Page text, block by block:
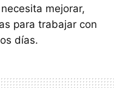
mejorar,
para trabajar con
días.